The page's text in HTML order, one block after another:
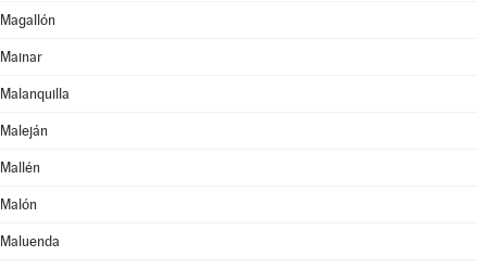
Magallón
Mainar
Malanquilla
Maleján
Mallén
Malón
Maluenda